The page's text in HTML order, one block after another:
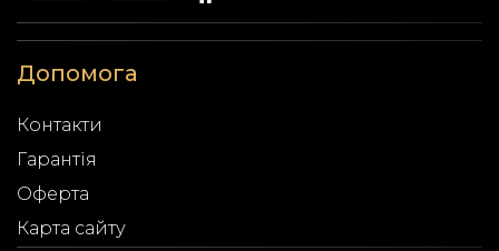
Допомога
Контакти
Гарантія
Оферта
Карта сайту